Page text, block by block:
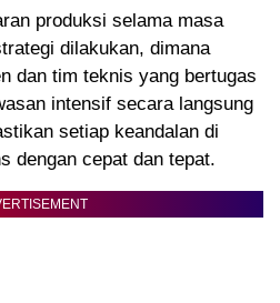
produksi selama masa
dilakukan, dimana
dan tim teknis yang bertugas
intensif secara langsung
setiap keandalan di
dengan cepat dan tepat.